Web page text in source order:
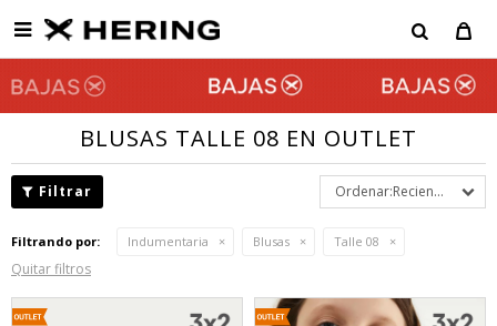

BLUSAS TALLE 08 EN OUTLET
Recientes
Filtrando por: Indumentaria Blusas Talle 08
Quitar filtros